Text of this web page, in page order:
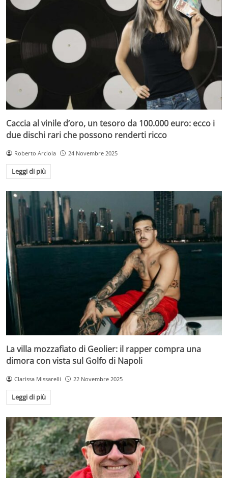
Caccia al vinile d’oro, un tesoro da 100.000 euro: ecco i
due dischi rari che possono renderti ricco
Roberto Arciola 24 Novembre 2025
Leggi di più
La villa mozzafiato di Geolier: il rapper compra una
dimora con vista sul Golfo di Napoli
Clarissa Missarelli 22 Novembre 2025
Leggi di più